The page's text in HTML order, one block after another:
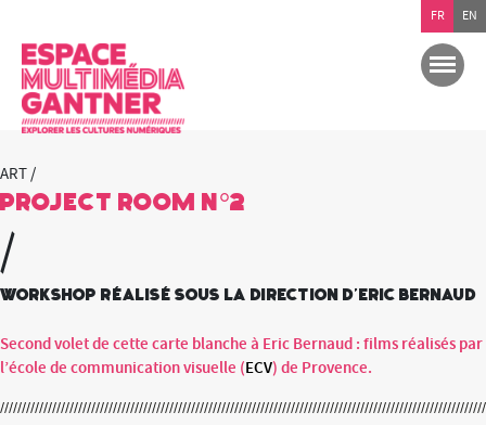
ART /
Project Room n°2
/
Workshop réalisé sous la direction d'Eric Bernaud
Second volet de cette carte blanche à Eric Bernaud : films réalisés par
l’école de communication visuelle (ECV) de Provence.
FR EN